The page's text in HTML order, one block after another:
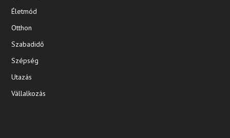
Életmód
Otthon
Szabadidő
Szépség
Utazás
Vállalkozás